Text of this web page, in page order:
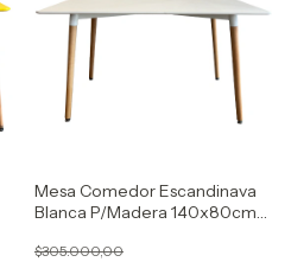
Mesa Comedor Escandinava
Blanca P/Madera 140x80cms
$305.000,00